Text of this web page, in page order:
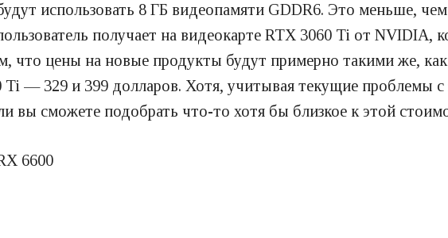
использовать 8 ГБ видеопамяти GDDR6. Это меньше,
получает на видеокарте RTX 3060 Ti от NVIDIA,
что цены на новые продукты будут примерно такими же,
Ti — 329 и 399 долларов. Хотя, учитывая текущие проблемы с
вы сможете подобрать что-то хотя бы близкое к этой
6600